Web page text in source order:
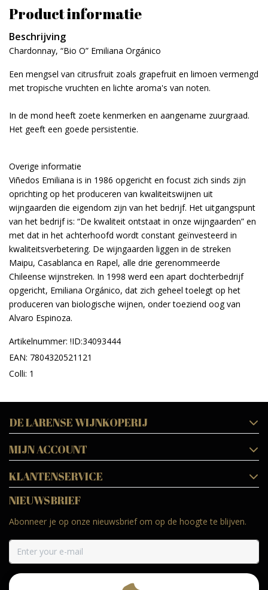
Product informatie
Beschrijving
Chardonnay, “Bio O” Emiliana Orgánico
Een mengsel van citrusfruit zoals grapefruit en limoen vermengd
met tropische vruchten en lichte aroma's van noten.
In de mond heeft zoete kenmerken en aangename zuurgraad.
Het geeft een goede persistentie.
Overige informatie
Viñedos Emiliana is in 1986 opgericht en focust zich sinds zijn
oprichting op het produceren van kwaliteitswijnen uit
wijngaarden die eigendom zijn van het bedrijf. Het uitgangspunt
van het bedrijf is: “De kwaliteit ontstaat in onze wijngaarden” en
met dat in het achterhoofd wordt constant geïnvesteerd in
kwaliteitsverbetering. De wijngaarden liggen in de streken
Maipu, Casablanca en Rapel, alle drie gerenommeerde
Chileense wijnstreken. In 1998 werd een apart dochterbedrijf
opgericht, Emiliana Orgánico, dat zich geheel toelegt op het
produceren van biologische wijnen, onder toeziend oog van
Alvaro Espinoza.
Artikelnummer: !ID:34093444
EAN: 7804320521121
Colli: 1
DE LARENSE WIJNKOPERIJ
MIJN ACCOUNT
KLANTENSERVICE
NIEUWSBRIEF
Abonneer je op onze nieuwsbrief om op de hoogte te blijven.